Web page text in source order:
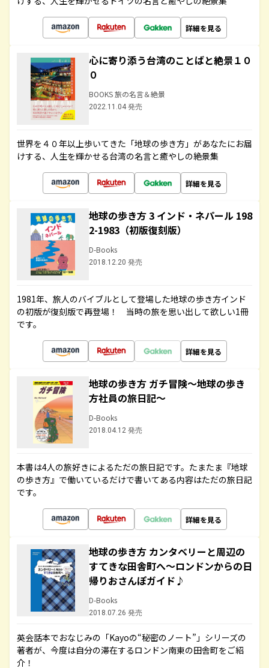
詳細を見る
心に寄り添う台湾のことばと絶景１０
０
BOOKS 旅の名言＆絶景
2022.11.04 発売
世界を４０年以上歩いてきた「地球の歩き方」があなたにお届
けする、人生を輝かせる台湾の名言と癒やしの絶景集
詳細を見る
地球の歩き方 3 インド・ネパール 198
2-1983（初版復刻版）
D-Books
2018.12.20 発売
1981年、旅人のバイブルとして登場した地球の歩き方インド
の初版が復刻版で再登場！ 当時の旅を思い出して欲しい1冊
です。
詳細を見る
地球の歩き方 ガチ冒険～地球の歩き
方社員の旅日記～
D-Books
2018.04.12 発売
本書は4人の旅好きによるただの旅日記です。たまたま『地球
の歩き方』で働いているだけで書いてある内容はただの旅日記
です。
詳細を見る
地球の歩き方 カンタベリーと周辺の
すてきな田舎町へ～ロンドンからの日
帰りおさんぽガイド♪
D-Books
2018.07.26 発売
英会話本でおなじみの「Kayoの“秘密のノート”」シリーズの
著者が、今度は自分の滞在するロンドン南東の田舎町をご紹
介！